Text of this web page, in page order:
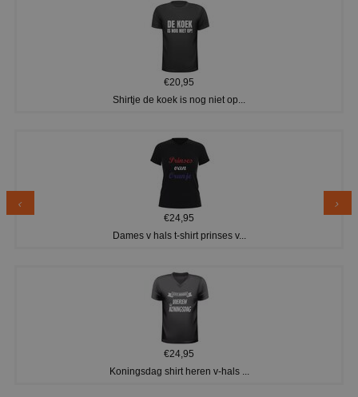
€20,95
Shirtje de koek is nog niet op...
€24,95
Dames v hals t-shirt prinses v...
€24,95
Koningsdag shirt heren v-hals ...